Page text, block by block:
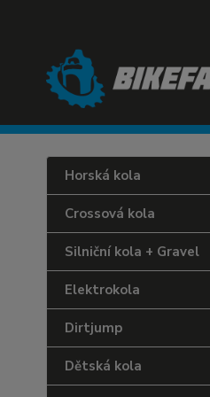
Horská kola
Crossová kola
Silniční kola + Gravel
Elektrokola
Dirtjump
Dětská kola